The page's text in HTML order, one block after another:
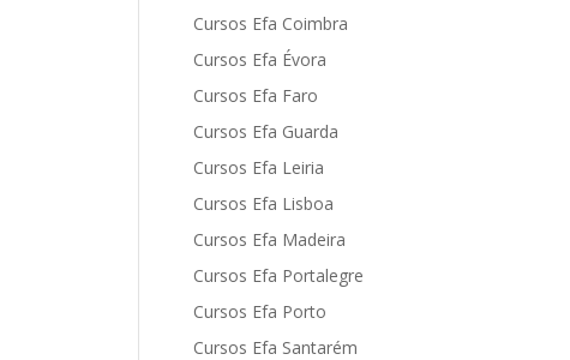
Cursos Efa Coimbra
Cursos Efa Évora
Cursos Efa Faro
Cursos Efa Guarda
Cursos Efa Leiria
Cursos Efa Lisboa
Cursos Efa Madeira
Cursos Efa Portalegre
Cursos Efa Porto
Cursos Efa Santarém